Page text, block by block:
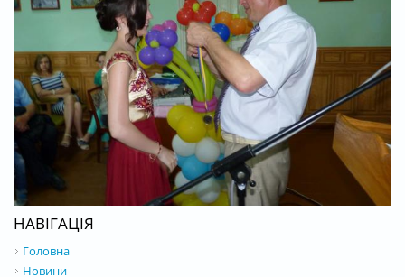
НАВІГАЦІЯ
Головна
Новини